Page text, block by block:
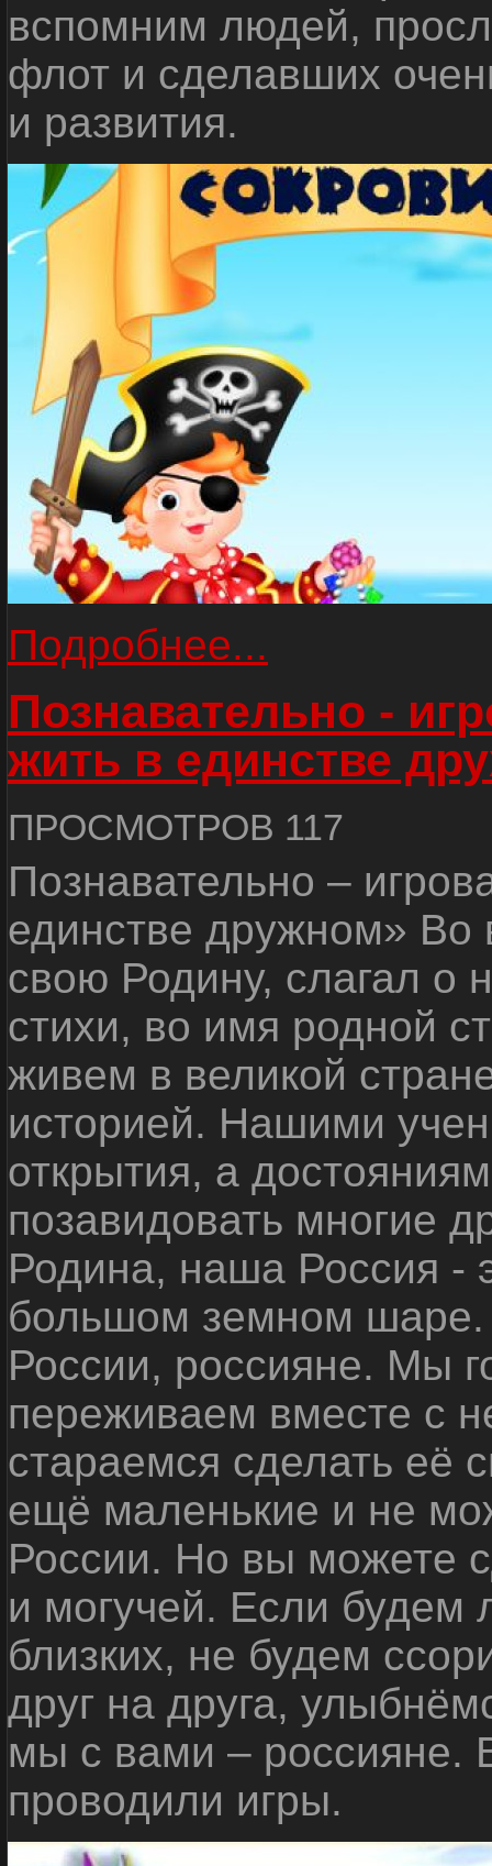
вспомним людей,
флот и сделавших
и развития.
Подробнее...
Познавательно -
жить в единстве
ПРОСМОТРОВ 117
Познавательно –
единстве дружном»
свою Родину, слагал о
стихи, во имя родной
живем в великой
историей. Нашими
открытия, а
позавидовать многие
Родина, наша Россия -
большом земном
России, россияне. Мы
переживаем вместе с
стараемся сделать её
ещё маленькие и не
России. Но вы можете
и могучей. Если будем
близких, не будем
друг на друга,
мы с вами – россияне.
проводили игры.